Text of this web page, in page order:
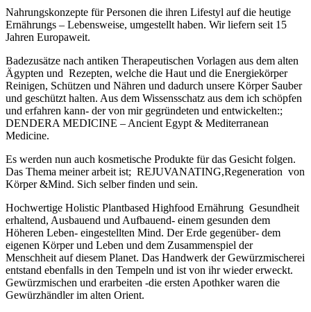
Nahrungskonzepte für Personen die ihren Lifestyl auf die heutige
Ernährungs – Lebensweise, umgestellt haben. Wir liefern seit 15
Jahren Europaweit.
Badezusätze nach antiken Therapeutischen Vorlagen aus dem alten
Ägypten und Rezepten, welche die Haut und die Energiekörper
Reinigen, Schützen und Nähren und dadurch unsere Körper Sauber
und geschützt halten. Aus dem Wissensschatz aus dem ich schöpfen
und erfahren kann- der von mir gegründeten und entwickelten:;
DENDERA MEDICINE – Ancient Egypt & Mediterranean
Medicine.
Es werden nun auch kosmetische Produkte für das Gesicht folgen.
Das Thema meiner arbeit ist; REJUVANATING,Regeneration von
Körper &Mind. Sich selber finden und sein.
Hochwertige Holistic Plantbased Highfood Ernährung Gesundheit
erhaltend, Ausbauend und Aufbauend- einem gesunden dem
Höheren Leben- eingestellten Mind. Der Erde gegenüber- dem
eigenen Körper und Leben und dem Zusammenspiel der
Menschheit auf diesem Planet. Das Handwerk der Gewürzmischerei
entstand ebenfalls in den Tempeln und ist von ihr wieder erweckt.
Gewürzmischen und erarbeiten -die ersten Apothker waren die
Gewürzhändler im alten Orient.